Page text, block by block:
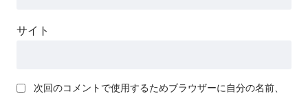
サイト
次回のコメントで使用するためブラウザーに自分の名前、